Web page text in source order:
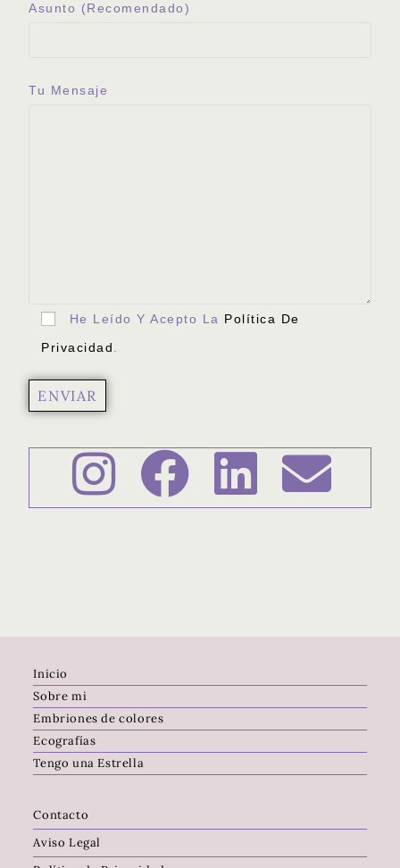
Asunto (recomendado)
Tu Mensaje
He Leído Y Acepto La Política De
Privacidad
Inicio
Sobre mi
Embriones de colores
Ecografías
Tengo una Estrella
Contacto
Aviso Legal